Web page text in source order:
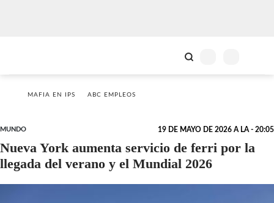
MAFIA EN IPS ABC EMPLEOS
MUNDO 19 DE MAYO DE 2026 A LA - 20:05
Nueva York aumenta servicio de ferri por la
llegada del verano y el Mundial 2026